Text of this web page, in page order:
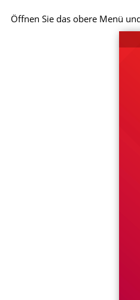
Öffnen Sie das obere Menü